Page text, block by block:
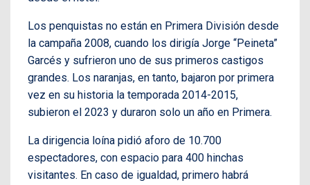
Los penquistas no están en Primera División desde
la campaña 2008, cuando los dirigía Jorge “Peineta”
Garcés y sufrieron uno de sus primeros castigos
grandes. Los naranjas, en tanto, bajaron por primera
vez en su historia la temporada 2014-2015,
subieron el 2023 y duraron solo un año en Primera.
La dirigencia loína pidió aforo de 10.700
espectadores, con espacio para 400 hinchas
visitantes. En caso de igualdad, primero habrá